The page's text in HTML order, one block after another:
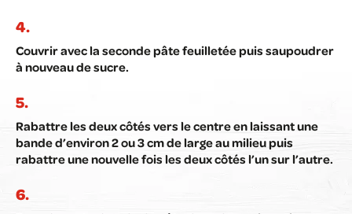
Couvrir avec la seconde pâte feuilletée puis saupoudrer
à nouveau de sucre.
Rabattre les deux côtés vers le centre en laissant une
bande d’environ 2 ou 3 cm de large au milieu puis
rabattre une nouvelle fois les deux côtés l’un sur l’autre.